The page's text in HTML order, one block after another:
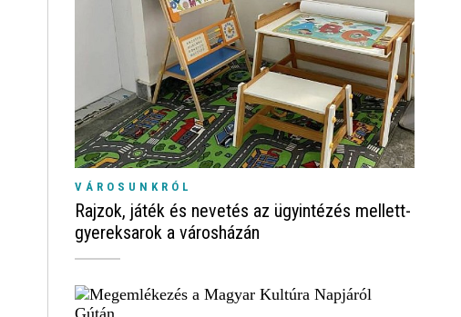
VÁROSUNKRÓL
Rajzok, játék és nevetés az ügyintézés mellett-
gyereksarok a városházán